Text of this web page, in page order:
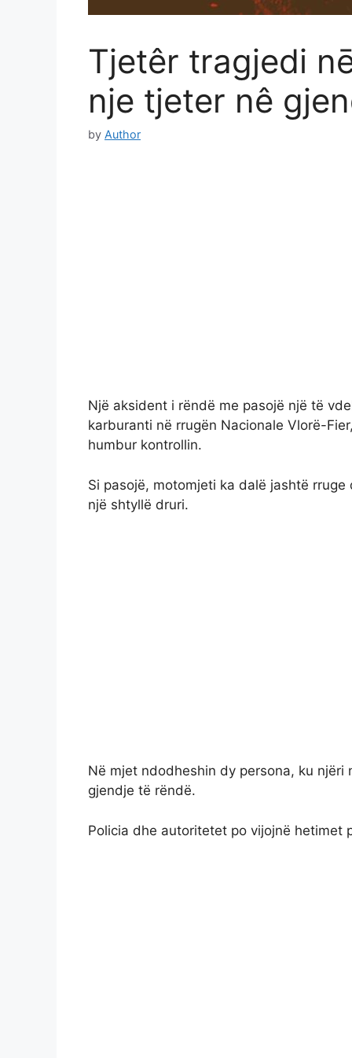
Tjetêr tragjedi
nje tjeter nê
by Author
Një aksident i rëndë me pasojë një të
karburanti në rrugën Nacionale Vlorë-
humbur kontrollin.
Si pasojë, motomjeti ka dalë jashtë
një shtyllë druri.
Në mjet ndodheshin dy persona, ku
gjendje të rëndë.
Policia dhe autoritetet po vijojnë hetimet